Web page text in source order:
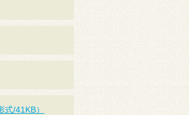
/41KB）